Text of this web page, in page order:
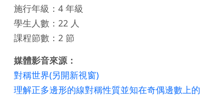
施行年級：4 年級
學生人數：22 人
課程節數：2 節
媒體影音來源：
對稱世界(另開新視窗)
理解正多邊形的線對稱性質並知在奇偶邊數上的